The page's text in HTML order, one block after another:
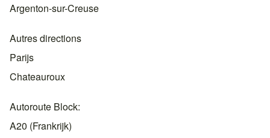
Argenton-sur-Creuse
Autres directions
Parijs
Chateauroux
Autoroute Block
A20 (Frankrijk)